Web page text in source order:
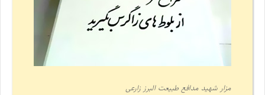
مزار شهید مدافع طبیعت البرز زارعی